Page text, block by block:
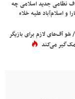
نظامی جدید اسلامی چه
و اسلام‌آباد علیه خلاء
آف‌های لازم برای بازیگر
می‌کند